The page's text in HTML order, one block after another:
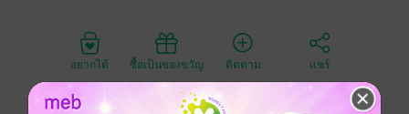
อยากได้ ซื้อเป็นของขวัญ ติดตาม แชร์